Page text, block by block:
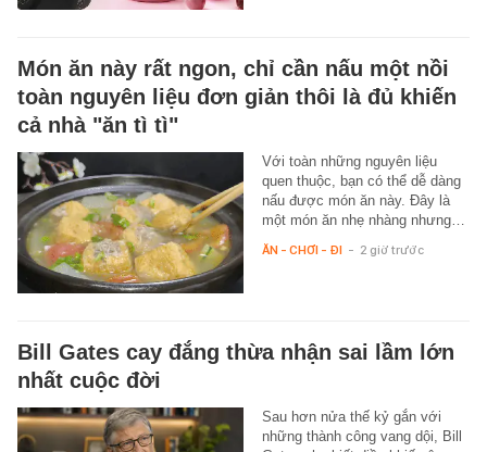
Món ăn này rất ngon, chỉ cần nấu một nồi
toàn nguyên liệu đơn giản thôi là đủ khiến
cả nhà "ăn tì tì"
Với toàn những nguyên liệu
quen thuộc, bạn có thể dễ dàng
nấu được món ăn này. Đây là
một món ăn nhẹ nhàng nhưng…
ĂN - CHƠI - ĐI - 2 giờ trước
Bill Gates cay đắng thừa nhận sai lầm lớn
nhất cuộc đời
Sau hơn nửa thế kỷ gắn với
những thành công vang dội, Bill